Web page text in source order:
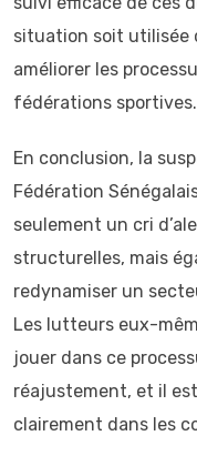
situation soit utilisée
améliorer les
fédérations sportives.
En conclusion, la
Fédération
seulement un cri
structurelles, mais
redynamiser un
Les lutteurs eux-
jouer dans ce
réajustement, et il
clairement dans les